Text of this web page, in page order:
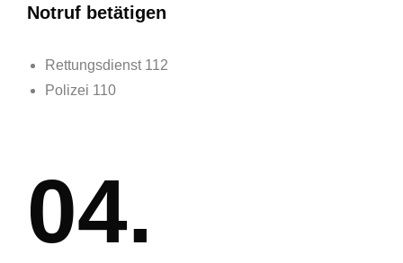
Notruf betätigen
Rettungsdienst 112
Polizei 110
04.